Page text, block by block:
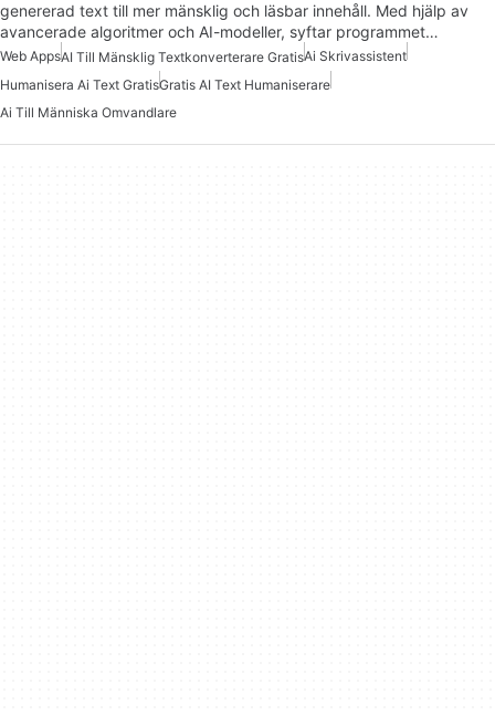
genererad text till mer mänsklig och läsbar innehåll. Med hjälp av
avancerade algoritmer och AI-modeller, syftar programmet…
Web AppsAI Till Mänsklig Textkonverterare GratisAi Skrivassistent
Humanisera Ai Text GratisGratis AI Text Humaniserare
Ai Till Människa Omvandlare